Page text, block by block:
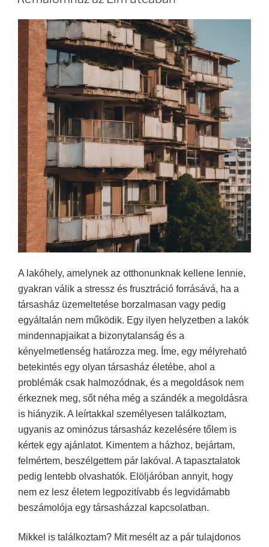
A lakóhely, amelynek az otthonunknak kellene lennie,
gyakran válik a stressz és frusztráció forrásává, ha a
társasház üzemeltetése borzalmasan vagy pedig
egyáltalán nem működik. Egy ilyen helyzetben a lakók
mindennapjaikat a bizonytalanság és a
kényelmetlenség határozza meg. Íme, egy mélyreható
betekintés egy olyan társasház életébe, ahol a
problémák csak halmozódnak, és a megoldások nem
érkeznek meg, sőt néha még a szándék a megoldásra
is hiányzik. A leírtakkal személyesen találkoztam,
ugyanis az ominózus társasház kezelésére tőlem is
kértek egy ajánlatot. Kimentem a házhoz, bejártam,
felmértem, beszélgettem pár lakóval. A tapasztalatok
pedig lentebb olvashatók. Elöljáróban annyit, hogy
nem ez lesz életem legpozitívabb és legvidámabb
beszámolója egy társasházzal kapcsolatban.
Mikkel is találkoztam? Mit mesélt az a pár tulajdonos